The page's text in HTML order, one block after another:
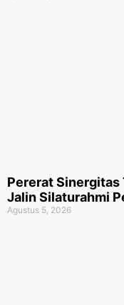
Pererat Sinergitas
Jalin Silaturahmi
Agustus 5, 2026